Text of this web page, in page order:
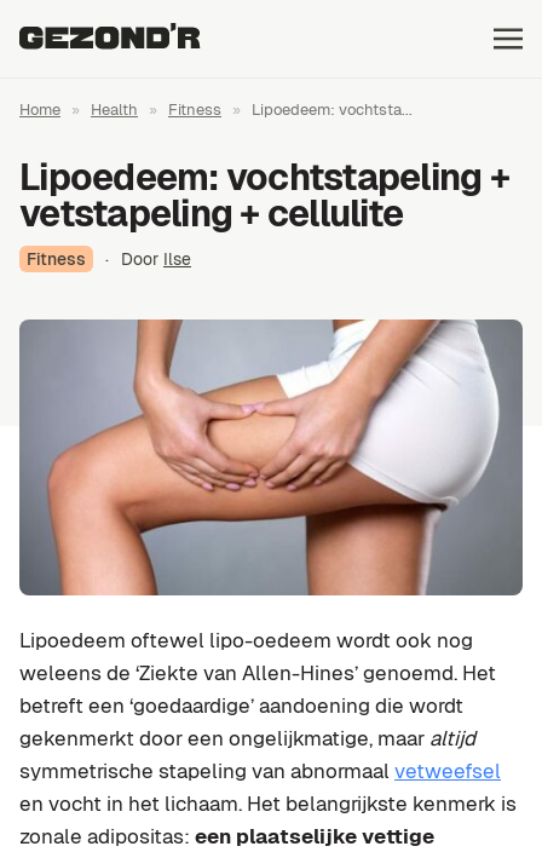
Home » Health » Fitness » Lipoedeem: vochtsta...
Lipoedeem: vochtstapeling +
vetstapeling + cellulite
Fitness · Door Ilse
Lipoedeem oftewel lipo-oedeem wordt ook nog
weleens de ‘Ziekte van Allen-Hines’ genoemd. Het
betreft een ‘goedaardige’ aandoening die wordt
gekenmerkt door een ongelijkmatige, maar altijd
symmetrische stapeling van abnormaalvetweefsel
en vocht in het lichaam. Het belangrijkste kenmerk is
zonale adipositas: een plaatselijke vettige